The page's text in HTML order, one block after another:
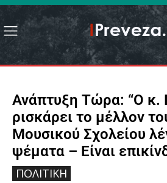
Ανάπτυξη Τώρα: “Ο κ.
ρισκάρει το μέλλον
Μουσικού Σχολείου
ψέματα – Είναι
ΠΟΛΙΤΙΚΉ